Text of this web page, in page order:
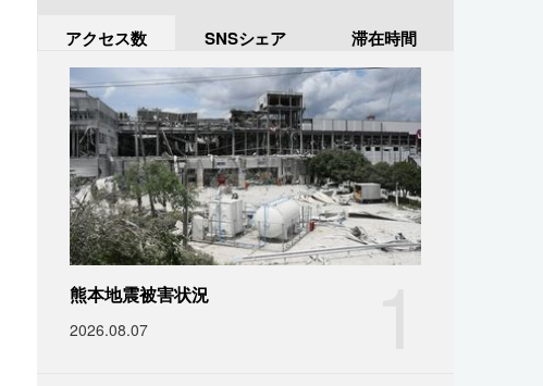
アクセス数 SNSシェア 滞在時間
熊本地震被害状況
2026.08.07